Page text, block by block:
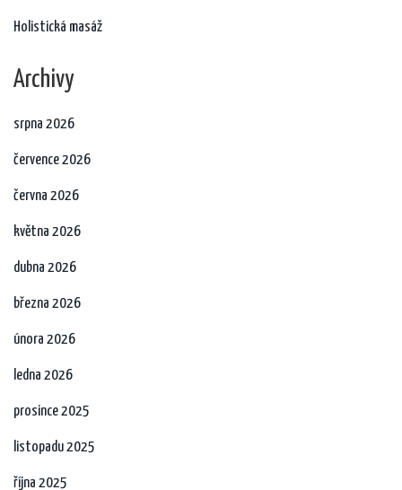
Holistická masáž
Archivy
srpna 2026
července 2026
června 2026
května 2026
dubna 2026
března 2026
února 2026
ledna 2026
prosince 2025
listopadu 2025
října 2025